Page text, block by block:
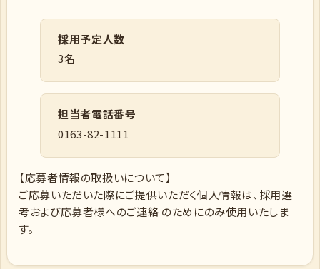
採用予定人数
3名
担当者電話番号
0163-82-1111
【応募者情報の取扱いについて】
ご応募いただいた際にご提供いただく個人情報は、採用選
考および応募者様へのご連絡 のためにのみ使用いたしま
す。